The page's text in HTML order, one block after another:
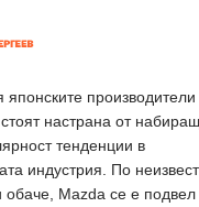
японските производители
настрана от
тенденции в
индустрия. По
обаче, Mazda се е